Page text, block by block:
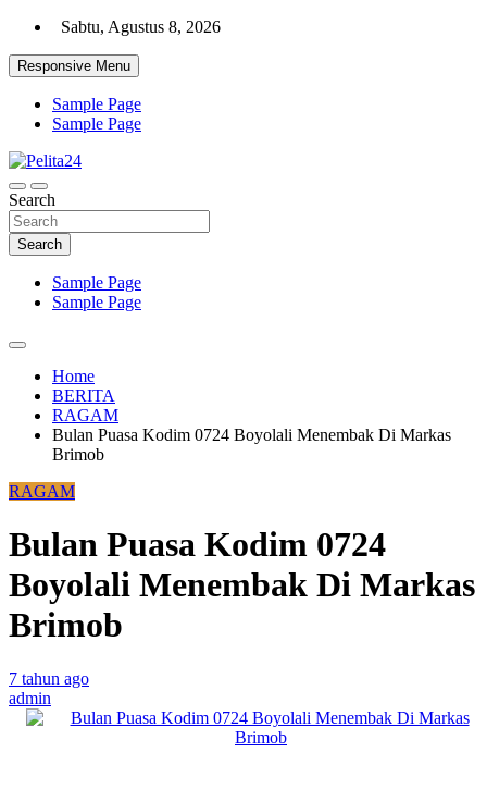
Skip
content
Sabtu, Agustus 8, 2026
Responsive Menu
Sample Page
Sample Page
Pelita24
Aktual, Mendalam dan Terpercaya
Search
Search
Sample Page
Sample Page
Home
BERITA
RAGAM
Bulan Puasa Kodim 0724 Boyolali Menembak Di Markas
Brimob
RAGAM
Bulan Puasa Kodim 0724
Boyolali Menembak Di Markas
Brimob
7 tahun ago
admin